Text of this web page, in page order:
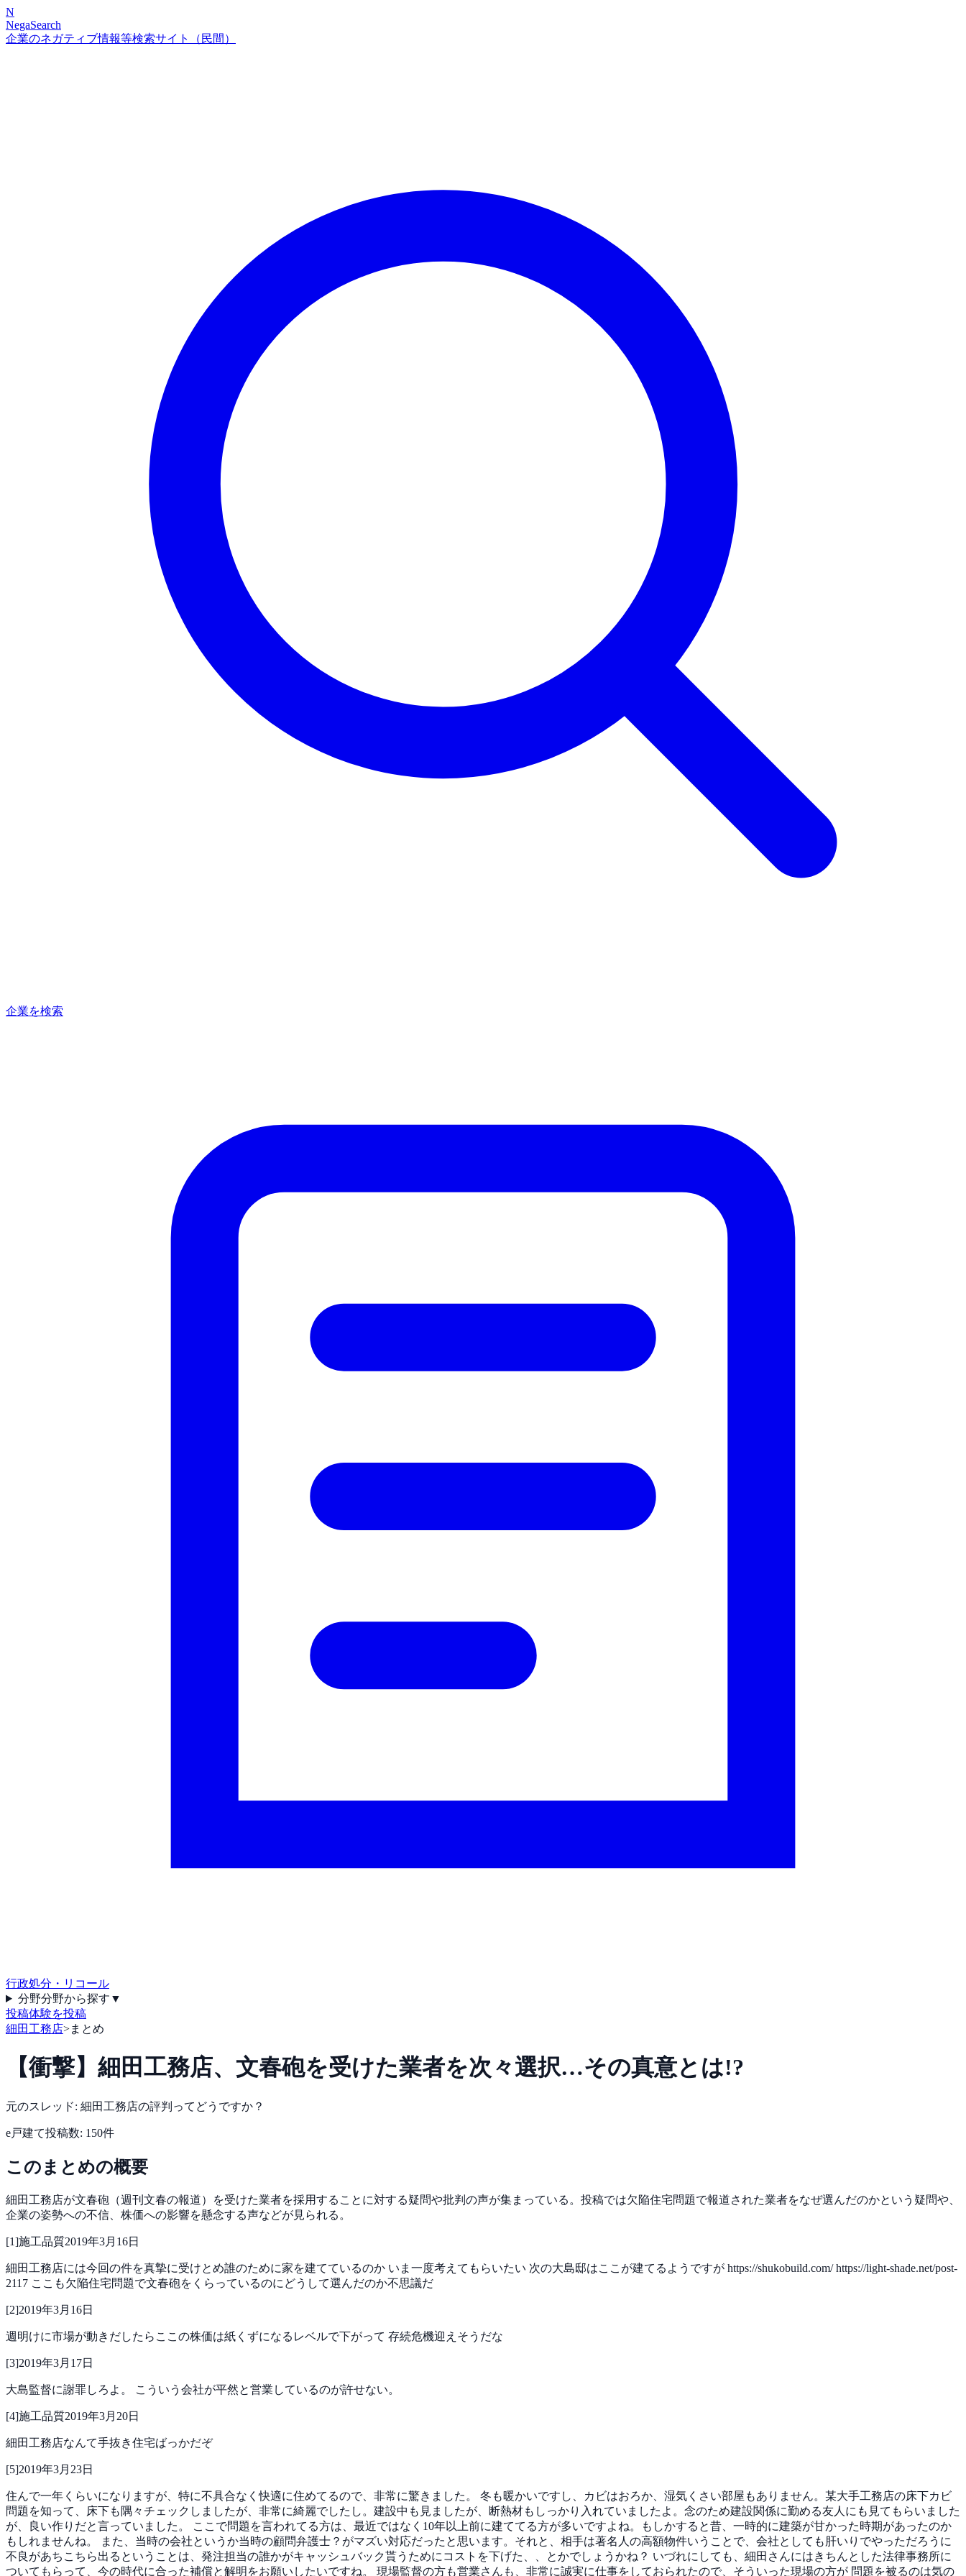
N
NegaSearch
企業のネガティブ情報等検索サイト（民間）
企業を検索
行政処分・リコール
分野分野から探す ▼
投稿体験を投稿
細田工務店>まとめ
【衝撃】細田工務店、文春砲を受けた業者を次々選択…その真意とは!?
元のスレッド: 細田工務店の評判ってどうですか？
e戸建て投稿数: 150件
このまとめの概要
細田工務店が文春砲（週刊文春の報道）を受けた業者を採用することに対する疑問や批判の声が集まっている。投稿では欠陥住宅問題で報道された業者をなぜ選んだのかという疑問や、
企業の姿勢への不信、株価への影響を懸念する声などが見られる。
[1]施工品質2019年3月16日
細田工務店には今回の件を真摯に受けとめ誰のために家を建てているのか いま一度考えてもらいたい 次の大島邸はここが建てるようですが https://shukobuild.com/https://light-shade.net/post-
2117 ここも欠陥住宅問題で文春砲をくらっているのにどうして選んだのか不思議だ
[2]2019年3月16日
週明けに市場が動きだしたらここの株価は紙くずになるレベルで下がって 存続危機迎えそうだな
[3]2019年3月17日
大島監督に謝罪しろよ。 こういう会社が平然と営業しているのが許せない。
[4]施工品質2019年3月20日
細田工務店なんて手抜き住宅ばっかだぞ
[5]2019年3月23日
住んで一年くらいになりますが、特に不具合なく快適に住めてるので、非常に驚きました。 冬も暖かいですし、カビはおろか、湿気くさい部屋もありません。某大手工務店の床下カビ
問題を知って、床下も隅々チェックしましたが、非常に綺麗でしたし。建設中も見ましたが、断熱材もしっかり入れていましたよ。念のため建設関係に勤める友人にも見てもらいました
が、良い作りだと言っていました。
ここで問題を言われてる方は、最近ではなく10年以上前に建ててる方が多いですよね。もしかすると昔、一時的に建築が甘かった時期があったのか
もしれませんね。 また、当時の会社というか当時の顧問弁護士？がマズい対応だったと思います。それと、相手は著名人の高額物件いうことで、会社としても肝いりでやっただろうに
不良があちこちら出るということは、発注担当の誰かがキャッシュバック貰うためにコストを下げた、、とかでしょうかね？ いづれにしても、細田さんにはきちんとした法律事務所に
ついてもらって、今の時代に合った補償と解明をお願いしたいですね。 現場監督の方も営業さんも、非常に誠実に仕事をしておられたので、そういった現場の方が 問題を被るのは気の